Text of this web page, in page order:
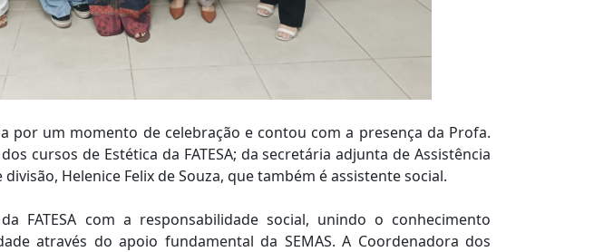
por um momento de celebração e contou com a presença da Profa.
cursos de Estética da FATESA; da secretária adjunta de Assistência
Helenice Felix de Souza, que também é assistente social.
FATESA com a responsabilidade social, unindo o conhecimento
através do apoio fundamental da SEMAS. A Coordenadora dos